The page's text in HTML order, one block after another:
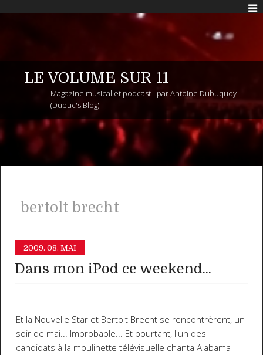
LE VOLUME SUR 11
Magazine musical et podcast - par Antoine Dubuquoy
(Dubuc's Blog)
bertolt brecht
2009. 08. MAI
Dans mon iPod ce weekend...
Et la Nouvelle Star et Bertolt Brecht se rencontrèrent, un
soir de mai... Improbable... Et pourtant, l'un des
candidats à la moulinette télévisuelle chanta Alabama